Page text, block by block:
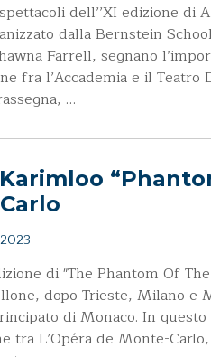
dell’’XI edizione di
dalla Bernstein
Farrell, segnano
fra l’Accademia e il Teatro
…
di "The Phantom Of
dopo Trieste, Milano e
di Monaco. In
tra L’Opéra de Monte-